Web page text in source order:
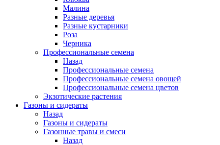
Малина
Разные деревья
Разные кустарники
Роза
Черника
Профессиональные семена
Назад
Профессиональные семена
Профессиональные семена овощей
Профессиональные семена цветов
Экзотические растения
Газоны и сидераты
Назад
Газоны и сидераты
Газонные травы и смеси
Назад